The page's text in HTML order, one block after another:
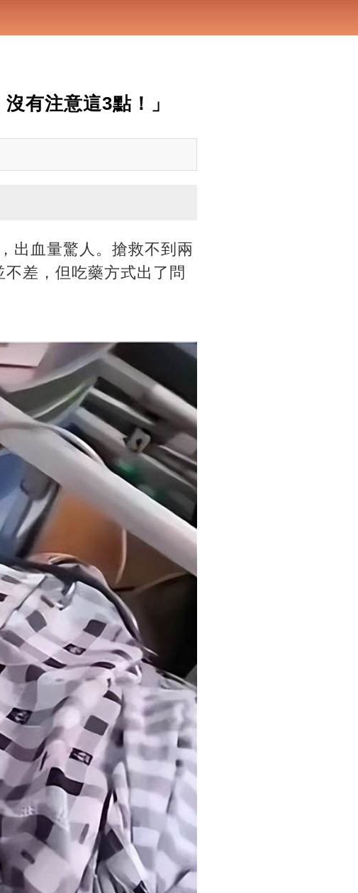
有注意這3點！」
出血量驚人。搶救不到兩
差，但吃藥方式出了問